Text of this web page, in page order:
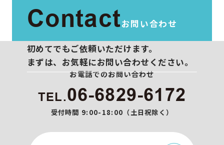
Contactお問い合わせ
初めてでもご依頼いただけます。
まずは、お気軽にお問い合わせください。
お電話でのお問い合わせ
TEL.06-6829-6172
受付時間 9:00-18:00（土日祝除く）